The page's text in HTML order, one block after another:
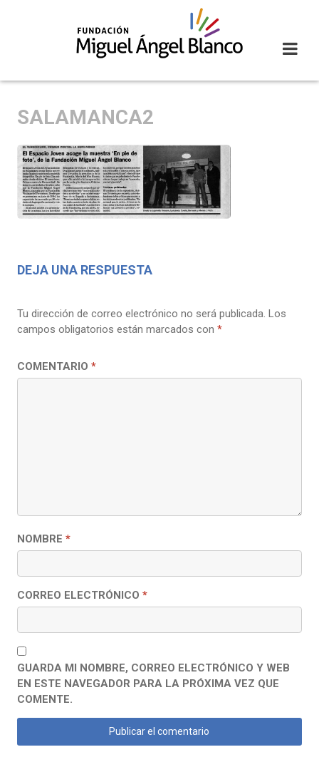
SALAMANCA2
DEJA UNA RESPUESTA
Tu dirección de correo electrónico no será publicada. Los
campos obligatorios están marcados con *
COMENTARIO *
NOMBRE *
CORREO ELECTRÓNICO *
GUARDA MI NOMBRE, CORREO ELECTRÓNICO Y WEB
EN ESTE NAVEGADOR PARA LA PRÓXIMA VEZ QUE
COMENTE.